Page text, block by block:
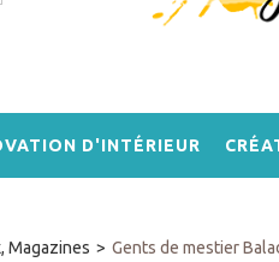
D'INTÉRIEUR
Magazines > Gents de mestier